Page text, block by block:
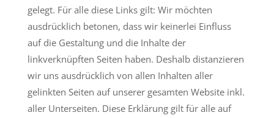
gelegt. Für alle diese Links gilt: Wir möchten
ausdrücklich betonen, dass wir keinerlei Einfluss
auf die Gestaltung und die Inhalte der
linkverknüpften Seiten haben. Deshalb distanzieren
wir uns ausdrücklich von allen Inhalten aller
gelinkten Seiten auf unserer gesamten Website inkl.
aller Unterseiten. Diese Erklärung gilt für alle auf